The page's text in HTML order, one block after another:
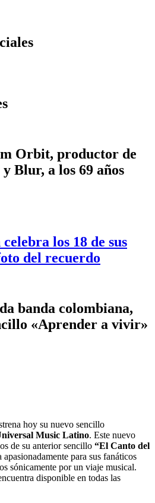
Orbit, productor de
Blur, a los 69 años
los 18 de sus
del recuerdo
banda colombiana,
«Aprender a vivir»
hoy su nuevo sencillo
Music Latino. Este nuevo
de su anterior sencillo “El Canto del
apasionadamente para sus fanáticos
sónicamente por un viaje musical.
disponible en todas las